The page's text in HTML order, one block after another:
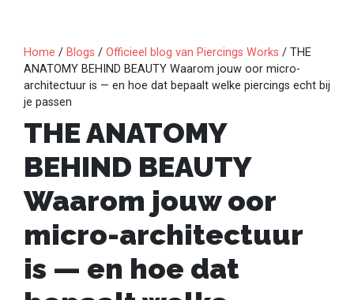
Home / Blogs / Officieel blog van Piercings Works / THE
ANATOMY BEHIND BEAUTY Waarom jouw oor micro-
architectuur is — en hoe dat bepaalt welke piercings echt bij
je passen
THE ANATOMY
BEHIND BEAUTY
Waarom jouw oor
micro-architectuur
is — en hoe dat